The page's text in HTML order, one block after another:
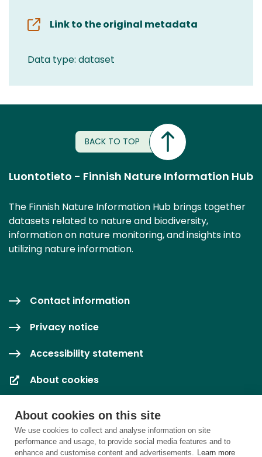
About cookies on this site
We use cookies to collect and analyse information on site
performance and usage, to provide social media features and to
enhance and customise content and advertisements. Learn more
Link to the original metadata
Data type: dataset
BACK TO TOP
Luontotieto - Finnish Nature Information Hub
The Finnish Nature Information Hub brings together
datasets related to nature and biodiversity,
information on nature monitoring, and insights into
utilizing nature information.
Contact information
Privacy notice
Accessibility statement
About cookies